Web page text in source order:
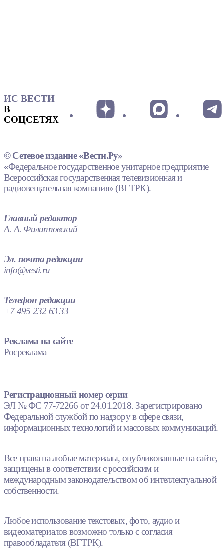
ИС ВЕСТИ
В
СОЦСЕТЯХ
© Сетевое издание «Вести.Ру»
«Федеральное государственное унитарное предприятие
Всероссийская государственная телевизионная и
радиовещательная компания» (ВГТРК).
Главный редактор
А. А. Филипповский
Эл. почта редакции
info@vesti.ru
Телефон редакции
+7 495 232 63 33
Реклама на сайте
Росреклама
Регистрационный номер серии
ЭЛ № ФС 77-72266 от 24.01.2018. Зарегистрировано
Федеральной службой по надзору в сфере связи,
информационных технологий и массовых коммуникаций.
Все права на любые материалы, опубликованные на сайте,
защищены в соответствии с российским и
международным законодательством об интеллектуальной
собственности.
Любое использование текстовых, фото, аудио и
видеоматериалов возможно только с согласия
правообладателя (ВГТРК).